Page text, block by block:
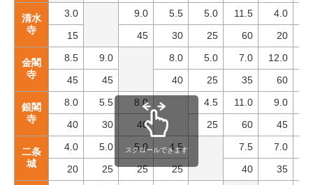
清水
寺
3.0 9.0 5.5 5.0 11.5 4.0
15
45 30 25 60 20
金閣
寺
8.5 9.0 8.0 5.0 7.0 12.0
45
45 40 25 35 60
銀閣
寺
8.0 5.5 8.0 4.5 11.0 9.0
40
30 40 25 60 45
二条
城
4.0 5.0 5.0 4.5 7.5 7.0
20
25 25 25 40 35
スクロールできます